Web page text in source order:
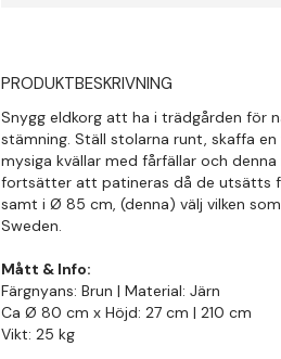
PRODUKTBESKRIVNING
Snygg eldkorg att ha i trädgården för
stämning. Ställ stolarna runt, skaffa
mysiga kvällar med fårfällar och
fortsätter att patineras då de utsätts
samt i Ø 85 cm, (denna) välj vilken
Sweden.
Mått & Info:
Färgnyans: Brun | Material: Järn
Ca Ø 80 cm x Höjd: 27 cm | 210 cm
Vikt: 25 kg